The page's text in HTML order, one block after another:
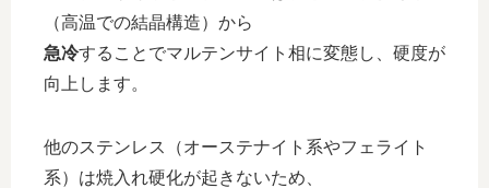
（高温での結晶構造）から
急冷することでマルテンサイト相に変態し、硬度が
向上します。
他のステンレス（オーステナイト系やフェライト
系）は焼入れ硬化が起きないため、